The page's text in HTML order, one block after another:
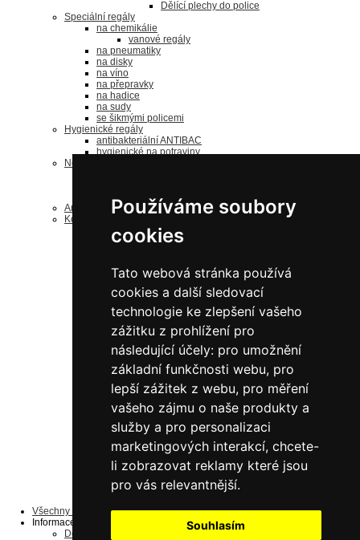
Používáme soubory
cookies
Tato webová stránka používá
cookies a další sledovací
technologie ke zlepšení vašeho
zážitku z prohlížení pro
následující účely: pro umožnění
základní funkčnosti webu, pro
lepší zážitek z webu, pro měření
vašeho zájmu o naše produkty a
služby a pro personalizaci
marketingových interakcí, chcete-
li zobrazovat reklamy které jsou
pro vás relevantnější.
Souhlasím
Dělící plechy do police
Speciální regály
na chemikálie
vanové regály
na pneumatiky
na disky
na víno
na přepravky
na hadice
na sudy
se šikmými policemi
Hygienické regály
antibakteriální ANTIBAC
hygienické na potraviny
Nerezové regály
nerezové doplňky
Antistatické regály ESD
Komponenty a díly
k bezšroubovým regálům
Náhradní rámy
ke šroubovaným regálům
Drobný materiál
Náhradní police
Jednostranné sloupky
Oboustranné sloupky
Náhradní panely
náhradní police
Pozinkované
do 125 kg/polici
do 190 kg/polici
do 200 kg/polici
do 330 kg/polici
Lakované šedé
do 125 kg/polici
do 200 kg/polici
do 350 kg/polici
do 190 kg/polici
do 240 kg/polici
Všechny produkty ...
Informace
Dopravní podmínky